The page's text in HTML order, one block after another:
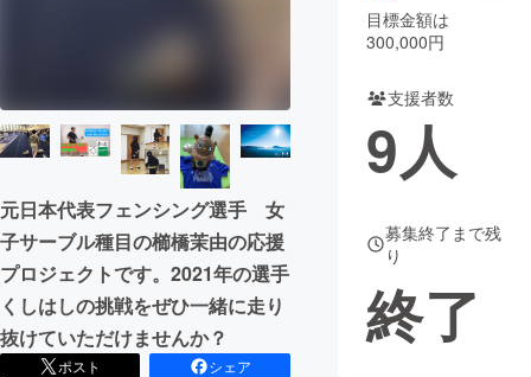
CAMPFIRE for Social Good CAMPFIRE Creation
CAMPFIREふるさと納税machi-ya コミュニティ
元日本代表フェンシング選手 女
子サーブル種目の櫛橋茉由の応援
プロジェクトです。2021年の選手
くしはしの挑戦をぜひ一緒に走り
抜けていただけませんか？
ポスト
シェア
目標金額は
300,000円
支援者数
9人
募集終了まで残
り
終了